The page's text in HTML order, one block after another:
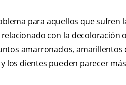
para aquellos que sufren
con la decoloración
amarronados, amarillentos
los dientes pueden parecer